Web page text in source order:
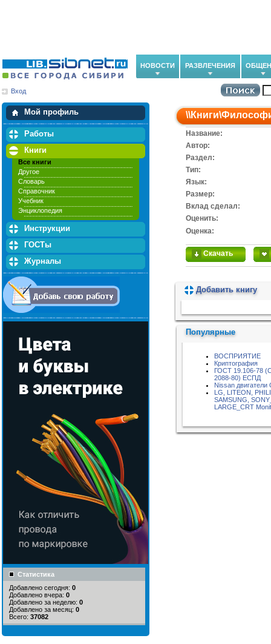
НОВОСТИ РАЗВЛЕЧЕНИЯ
Вход
Мой профиль
Мои закладки
Работы
Книги
Все книги
Другое
Словарь
Справочник
Учебник
Энциклопедия
Инструкции
ГОСТы
Журналы
Статистика
Добавлено сегодня: 0
Добавлено вчера: 0
Добавлено за неделю: 0
Добавлено за месяц: 0
Всего: 37082
\\Книги\
Название:
Автор:
Раздел:
Тип:
Язык:
Размер:
Вклад сделал:
Оценить:
Оценка:
Скачать
Добавить книгу
Популярные
ВОСПРИЯТИЕ
Криптография
ГОСТ 19.106-78
2088-80) ЕСПД
Nissan двигатели
LG, LITEON,
SAMSUNG,
LARGE_CRT